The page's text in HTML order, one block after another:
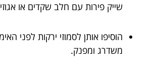
שייק פירות עם חלב שקדים או
הוסיפו אותן לסמוזי ירקות לפני
משדרג ומפנק.